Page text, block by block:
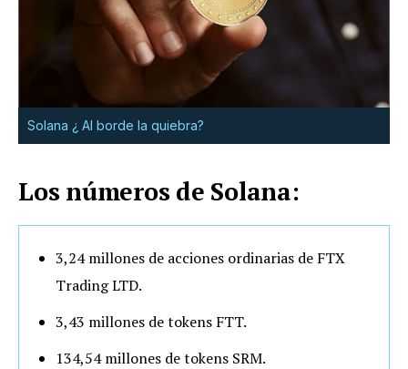
Solana ¿ Al borde la quiebra?
Los números de Solana:
3,24 millones de acciones ordinarias de FTX
Trading LTD.
3,43 millones de tokens FTT.
134,54 millones de tokens SRM.